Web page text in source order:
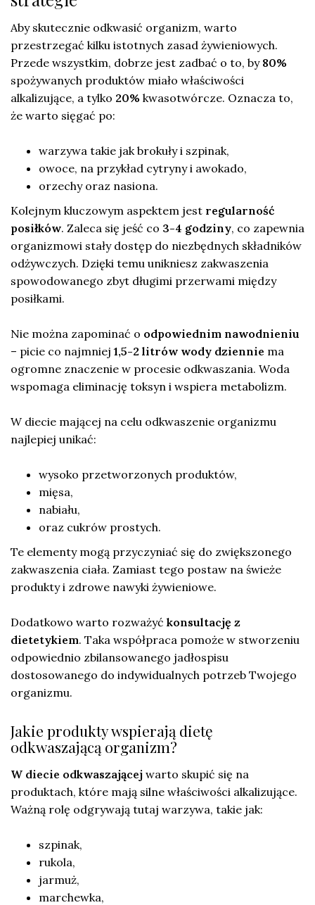
Aby skutecznie odkwasić organizm, warto
przestrzegać kilku istotnych zasad żywieniowych.
Przede wszystkim, dobrze jest zadbać o to, by 80%
spożywanych produktów miało właściwości
alkalizujące, a tylko 20% kwasotwórcze. Oznacza to,
że warto sięgać po:
warzywa takie jak brokuły i szpinak,
owoce, na przykład cytryny i awokado,
orzechy oraz nasiona.
Kolejnym kluczowym aspektem jest regularność
posiłków. Zaleca się jeść co 3-4 godziny, co zapewnia
organizmowi stały dostęp do niezbędnych składników
odżywczych. Dzięki temu unikniesz zakwaszenia
spowodowanego zbyt długimi przerwami między
posiłkami.
Nie można zapominać o odpowiednim nawodnieniu
– picie co najmniej1,5-2 litrów wody dziennie ma
ogromne znaczenie w procesie odkwaszania. Woda
wspomaga eliminację toksyn i wspiera metabolizm.
W diecie mającej na celu odkwaszenie organizmu
najlepiej unikać:
wysoko przetworzonych produktów,
mięsa,
nabiału,
oraz cukrów prostych.
Te elementy mogą przyczyniać się do zwiększonego
zakwaszenia ciała. Zamiast tego postaw na świeże
produkty i zdrowe nawyki żywieniowe.
Dodatkowo warto rozważyć konsultację z
dietetykiem. Taka współpraca pomoże w stworzeniu
odpowiednio zbilansowanego jadłospisu
dostosowanego do indywidualnych potrzeb Twojego
organizmu.
Jakie produkty wspierają dietę
odkwaszającą organizm?
W diecie odkwaszającej warto skupić się na
produktach, które mają silne właściwości alkalizujące.
Ważną rolę odgrywają tutaj warzywa, takie jak:
szpinak,
rukola,
jarmuż,
marchewka,